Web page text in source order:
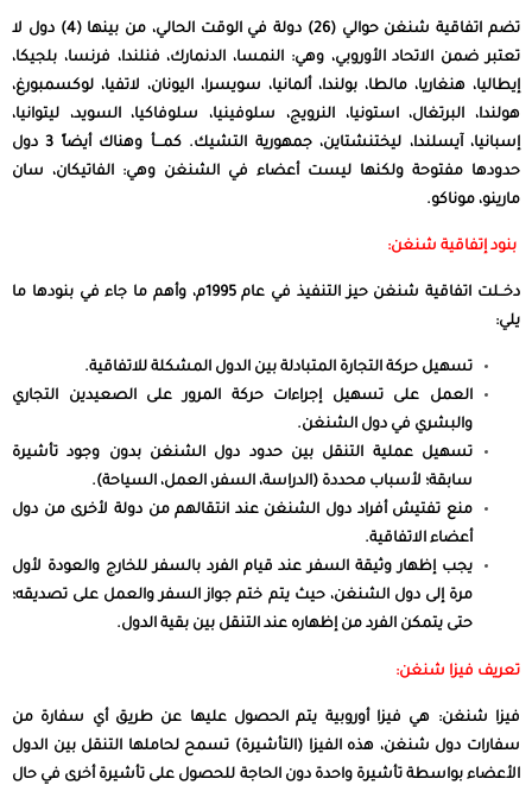
تضم اتفاقية شنغن حوالي (26) دولة في الوقت الحالي، من بينها (4) دول لا
تعتبر ضمن الاتحاد الأوروبي، وهي: النمسا، الدنمارك، فنلندا، فرنسا، بلجيكا،
إيطاليا، هنغاريا، مالطا، بولندا، ألمانيا، سويسرا، اليونان، لاتفيا، لوكسمبورغ،
هولندا، البرتغال، استونيا، النرويج، سلوفينيا، سلوفاكيا، السويد، ليتوانيا،
إسبانيا، آيسلندا، ليختنشتاين، جمهورية التشيك. كمـــأ وهناك أيضاً 3 دول
حدودها مفتوحة ولكنها ليست أعضاء في الشنغن وهي: الفاتيكان، سان
مارينو، موناكو.
بنود إتفاقية شنغن:
دخــلت اتفاقية شنغن حيز التنفيذ في عام 1995م، وأهم ما جاء في بنودها ما
يلي:
تسهيل حركة التجارة المتبادلة بين الدول المشكلة للاتفاقية.
العمل على تسهيل إجراءات حركة المرور على الصعيدين التجاري
والبشري في دول الشنغن.
تسهيل عملية التنقل بين حدود دول الشنغن بدون وجود تأشيرة
سابقة؛ لأسباب محددة (الدراسة، السفر، العمل، السياحة).
منع تفتيش أفراد دول الشنغن عند انتقالهم من دولة لأخرى من دول
أعضاء الاتفاقية.
يجب إظهار وثيقة السفر عند قيام الفرد بالسفر للخارج والعودة لأول
مرة إلى دول الشنغن، حيث يتم ختم جواز السفر والعمل على تصديقه؛
حتى يتمكن الفرد من إظهاره عند التنقل بين بقية الدول.
تعريف فيزا شنغن:
فيزا شنغن: هي فيزا أوروبية يتم الحصول عليها عن طريق أي سفارة من
سفارات دول شنغن، هذه الفيزا (التأشيرة) تسمح لحاملها التنقل بين الدول
الأعضاء بواسطة تأشيرة واحدة دون الحاجة للحصول على تأشيرة أخرى في حال